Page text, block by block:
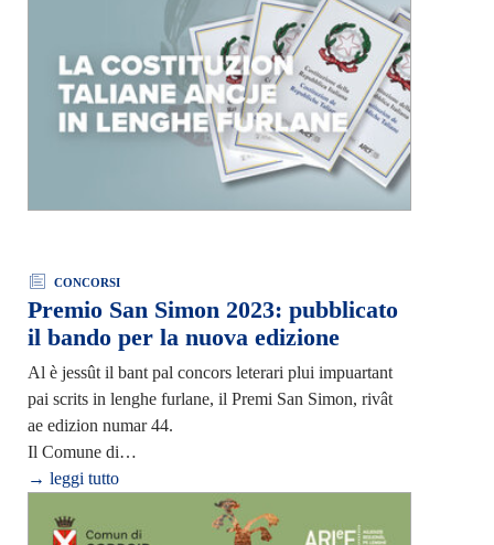
CONCORSI
Premio San Simon 2023: pubblicato
il bando per la nuova edizione
Al è jessût il bant pal concors leterari plui impuartant
pai scrits in lenghe furlane, il Premi San Simon, rivât
ae edizion numar 44.
Il Comune di…
→ leggi tutto